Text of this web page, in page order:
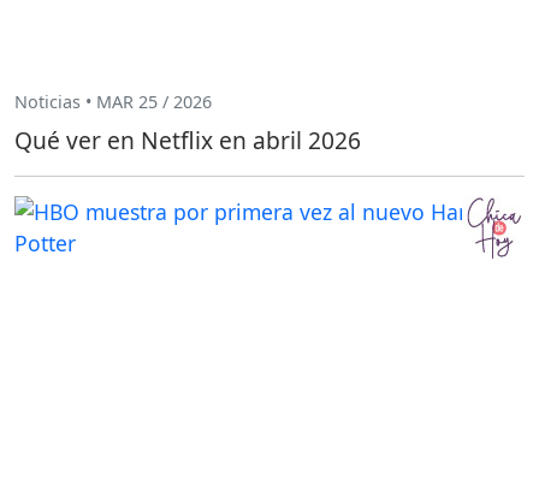
Noticias • MAR 25 / 2026
Qué ver en Netflix en abril 2026